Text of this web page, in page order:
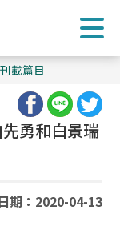
刊載篇目
勇和白景瑞
期：2020-04-13